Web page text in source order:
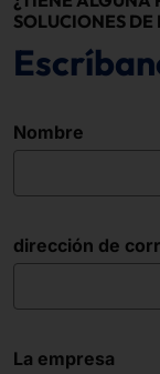
SOLUCIONES DE
Nombre
dirección de
La empresa